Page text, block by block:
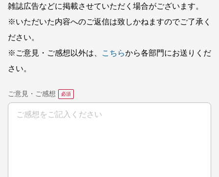
雑誌広告などに掲載させていただく場合がございます。
※いただいた内容へのご返信は致しかねますのでご了承く
ださい。
※ご意見・ご感想以外は、
こちらから各部門にお送りくだ
さい。
ご意見・ご感想